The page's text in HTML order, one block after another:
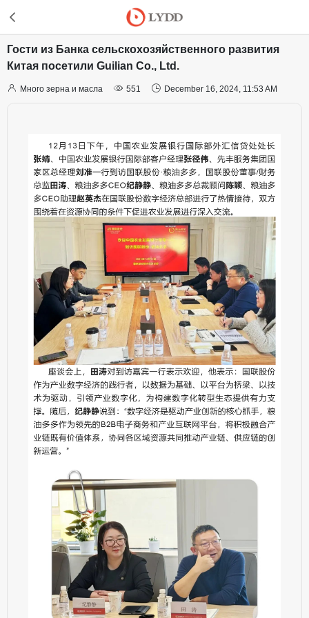
Гости из Банка сельскохозяйственного развития
Китая посетили Guilian Co., Ltd.
 Много зерна и масла  551  December 16, 2024, 11:53 AM